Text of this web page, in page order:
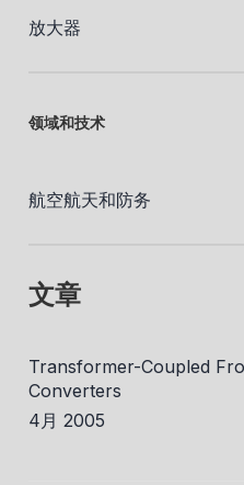
放大器
领域和技术
航空航天和防务
文章
Transformer-Coupled
Converters
4月 2005